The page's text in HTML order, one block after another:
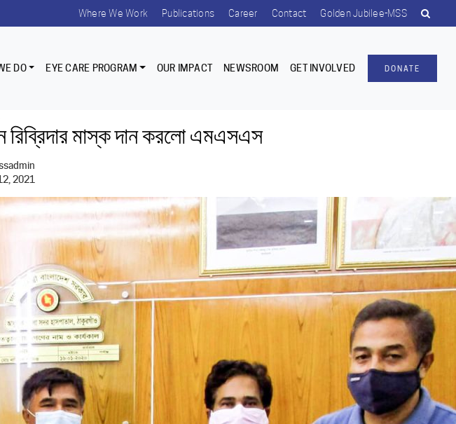
Where We Work Publications Career Contact Golden Jubilee-MSS
DO EYE CARE PROGRAM OUR IMPACT NEWSROOM GET INVOLVED DONATE
রিব্রিদার মাস্ক দান করলো এমএসএস
2021